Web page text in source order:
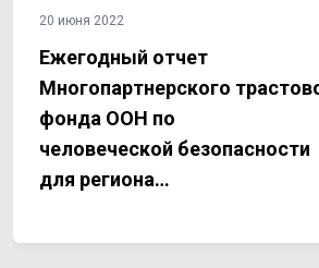
20 июня 2022
Ежегодный отчет
Многопартнерского
фонда ООН по
человеческой безопасности
для региона
2021 год